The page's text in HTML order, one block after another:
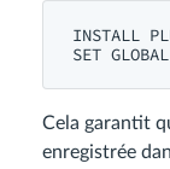
INSTALL
Cela garantit
enregistrée